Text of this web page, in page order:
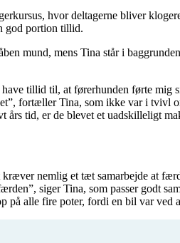
hvor deltagerne bliver
god portion tillid.
tillid til, at førerhunden førte
fortæller Tina, som ikke var i
års tid, er de blevet et uadskilleligt
nemlig et tæt samarbejde at
siger Tina, som passer godt
på alle fire poter, fordi en bil var